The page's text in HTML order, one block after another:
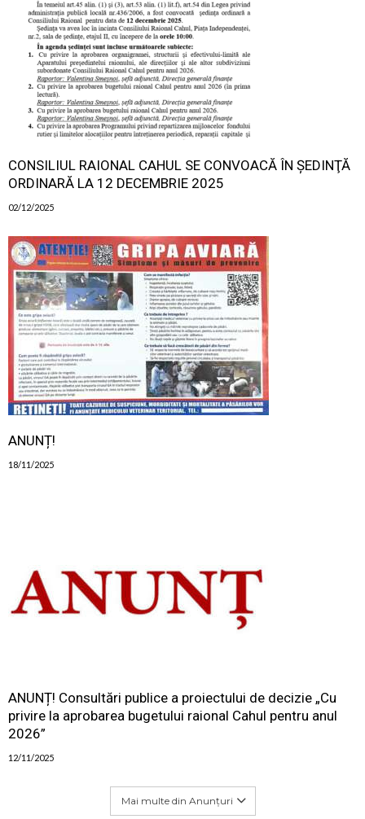
CONSILIUL RAIONAL CAHUL SE CONVOACĂ ÎN ŞEDINŢĂ
ORDINARĂ LA 12 DECEMBRIE 2025
02/12/2025
ANUNȚ!
18/11/2025
ANUNȚ! Consultări publice a proiectului de decizie „Cu
privire la aprobarea bugetului raional Cahul pentru anul
2026”
12/11/2025
Mai multe din Anunțuri